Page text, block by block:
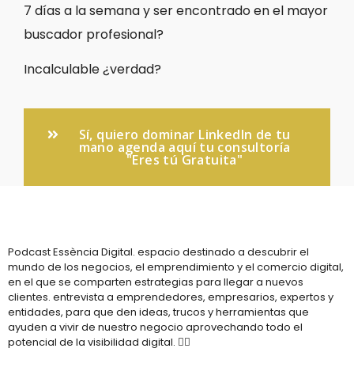
7 días a la semana y ser encontrado en el mayor
buscador profesional?
Incalculable ¿verdad?
Sí, quiero dominar LinkedIn de tu
mano agenda aquí tu consultoría
"Eres tú Gratuita"
Podcast Essència Digital. espacio destinado a descubrir el
mundo de los negocios, el emprendimiento y el comercio digital,
en el que se comparten estrategias para llegar a nuevos
clientes. entrevista a emprendedores, empresarios, expertos y
entidades, para que den ideas, trucos y herramientas que
ayuden a vivir de nuestro negocio aprovechando todo el
potencial de la visibilidad digital. 👉🏻